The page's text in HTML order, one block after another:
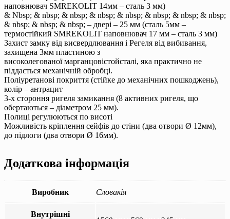
наповнювач SMREKOLIT 14мм – сталь 3 мм)
& Nbsp; & nbsp; & nbsp; & nbsp; & nbsp; & nbsp; & nbsp; & nbsp;
& nbsp; & nbsp; & nbsp; – двері – 25 мм (сталь 5мм –
термостійкий SMREKOLIT наповнювач 17 мм – сталь 3 мм)
Захист замку від висвердлювання і Регеля від вибивання,
захищена 3мм пластиною з
високолегованої марганцовістойсталі, яка практично не
піддається механічній обробці.
Поліуретанові покриття (стійке до механічних пошкоджень),
колір – антрацит
3-х стороння ригеля замикання (8 активних ригеля, що
обертаються – діаметром 25 мм).
Полиці регулюються по висоті
Можливість кріплення сейфів до стіни (два отвори Ø 12мм),
до підлоги (два отвори Ø 16мм).
Додаткова інформація
Виробник Словакія
Внутрішні